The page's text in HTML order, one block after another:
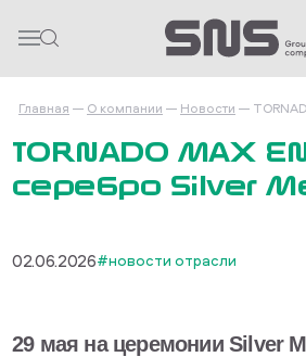
Главная О компании Новости
TORNADO MAX
серебро Silver
02.06.2026#новости отрасли
29 мая на церемонии Silver